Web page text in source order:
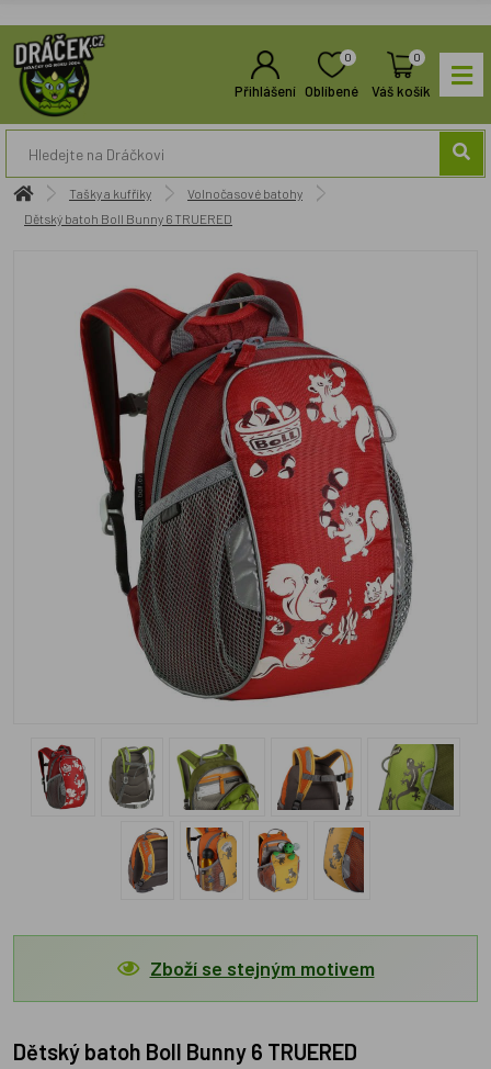
Přihlášení
0
Oblíbené
0
Váš košík
Tašky a kufříky
Volnočasové batohy
Dětský batoh Boll Bunny 6 TRUERED
Zboží se stejným motivem
Dětský batoh Boll Bunny 6 TRUERED